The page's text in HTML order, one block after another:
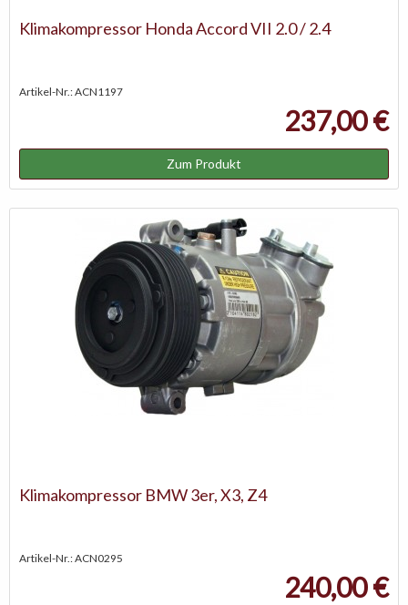
Klimakompressor Honda Accord VII 2.0 / 2.4
Artikel-Nr.: ACN1197
237,00 €
Zum Produkt
Klimakompressor BMW 3er, X3, Z4
Artikel-Nr.: ACN0295
240,00 €